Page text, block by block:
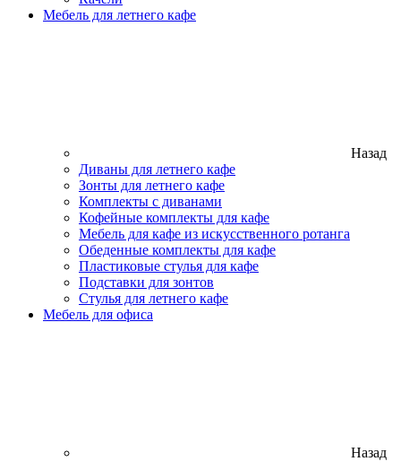
Мебель для летнего кафе
Назад
Диваны для летнего кафе
Зонты для летнего кафе
Комплекты с диванами
Кофейные комплекты для кафе
Мебель для кафе из искусственного ротанга
Обеденные комплекты для кафе
Пластиковые стулья для кафе
Подставки для зонтов
Стулья для летнего кафе
Мебель для офиса
Назад